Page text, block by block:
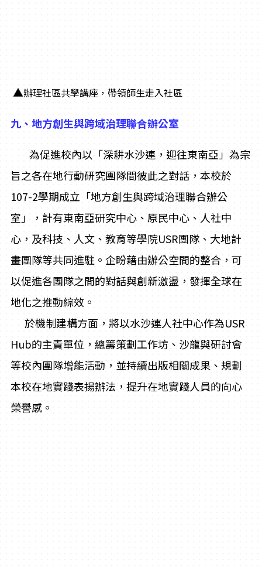
▲辦理社區共學講座，帶領師生走入社區
九、地方創生與跨域治理聯合辦公室
為促進校內以「深耕水沙連，迎往東南亞」為宗
旨之各在地行動研究團隊間彼此之對話，本校於
107-2學期成立「地方創生與跨域治理聯合辦公
室」，計有東南亞研究中心、原民中心、人社中
心，及科技、人文、教育等學院USR團隊、大地計
畫團隊等共同進駐。企盼藉由辦公空間的整合，可
以促進各團隊之間的對話與創新激盪，發揮全球在
地化之推動綜效。
於機制建構方面，將以水沙連人社中心作為USR
Hub的主責單位，總籌策劃工作坊、沙龍與研討會
等校內團隊增能活動，並持續出版相關成果、規劃
本校在地實踐表揚辦法，提升在地實踐人員的向心
榮譽感。